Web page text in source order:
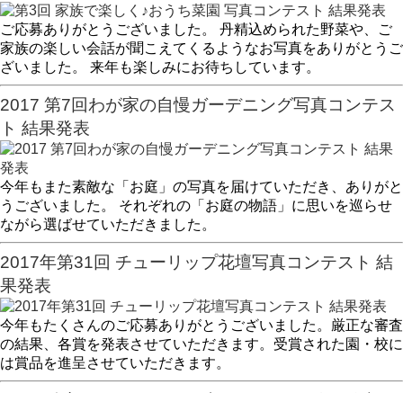
ご応募ありがとうございました。 丹精込められた野菜や、ご
家族の楽しい会話が聞こえてくるようなお写真をありがとうご
ざいました。 来年も楽しみにお待ちしています。
2017 第7回わが家の自慢ガーデニング写真コンテス
ト 結果発表
今年もまた素敵な「お庭」の写真を届けていただき、ありがと
うございました。 それぞれの「お庭の物語」に思いを巡らせ
ながら選ばせていただきました。
2017年第31回 チューリップ花壇写真コンテスト 結
果発表
今年もたくさんのご応募ありがとうございました。厳正な審査
の結果、各賞を発表させていただきます。受賞された園・校に
は賞品を進呈させていただきます。